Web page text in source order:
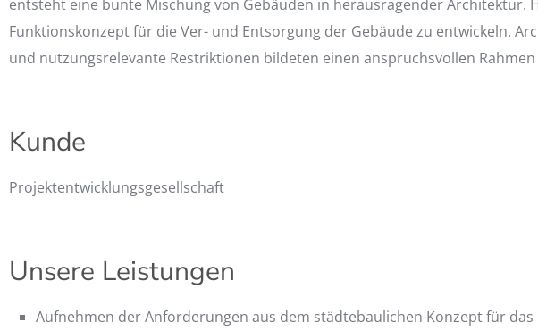
entsteht eine bunte Mischung von Gebäuden in herausragender Architektur.
Funktionskonzept für die Ver- und Entsorgung der Gebäude zu entwickeln.
und nutzungsrelevante Restriktionen bildeten einen anspruchsvollen
Kunde
Projektentwicklungsgesellschaft
Unsere Leistungen
Aufnehmen der Anforderungen aus dem städtebaulichen Konzept für